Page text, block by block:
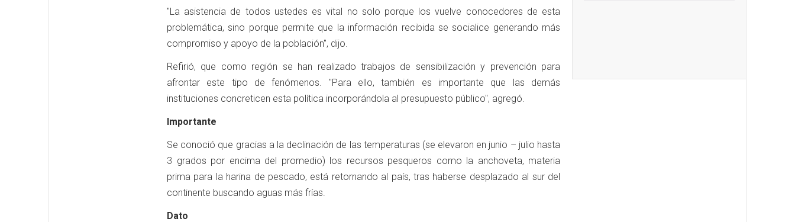
"La asistencia de todos ustedes es vital no solo porque los vuelve conocedores de esta
problemática, sino porque permite que la información recibida se socialice generando más
compromiso y apoyo de la población", dijo.
Refirió, que como región se han realizado trabajos de sensibilización y prevención para
afrontar este tipo de fenómenos. "Para ello, también es importante que las demás
instituciones concreticen esta política incorporándola al presupuesto público", agregó.
Importante
Se conoció que gracias a la declinación de las temperaturas (se elevaron en junio – julio hasta
3 grados por encima del promedio) los recursos pesqueros como la anchoveta, materia
prima para la harina de pescado, está retornando al país, tras haberse desplazado al sur del
continente buscando aguas más frías.
Dato